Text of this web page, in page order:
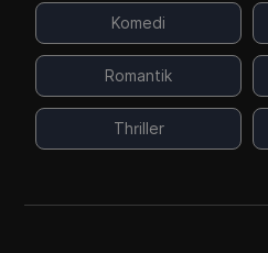
Komedi
Romantik
Thriller